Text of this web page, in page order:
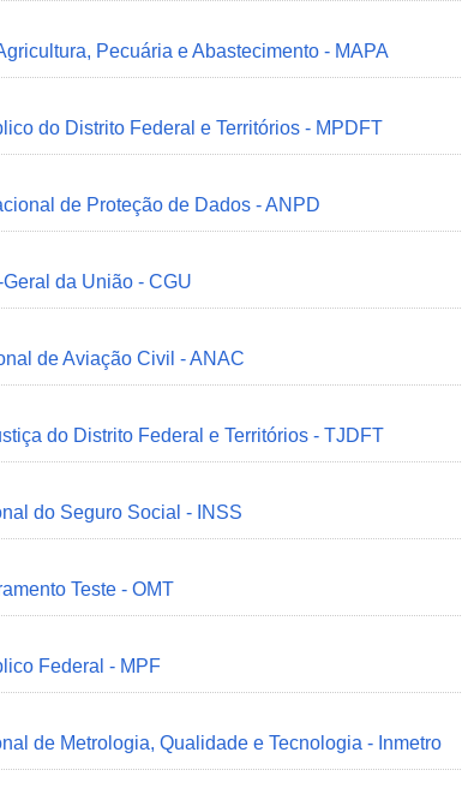
Pecuária e Abastecimento - MAPA
do Distrito Federal e Territórios - MPDFT
de Proteção de Dados - ANPD
da União - CGU
de Aviação Civil - ANAC
do Distrito Federal e Territórios - TJDFT
do Seguro Social - INSS
Teste - OMT
Federal - MPF
de Metrologia, Qualidade e Tecnologia - Inmetro